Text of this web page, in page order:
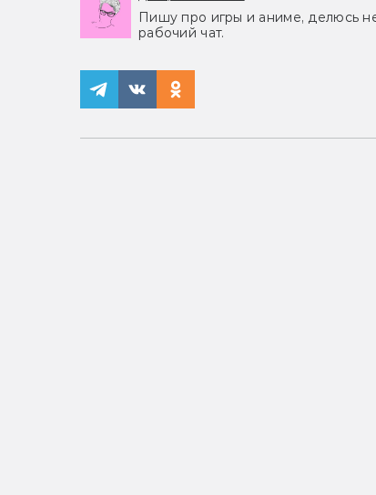
Пишу про игры и аниме, делюсь
рабочий чат.